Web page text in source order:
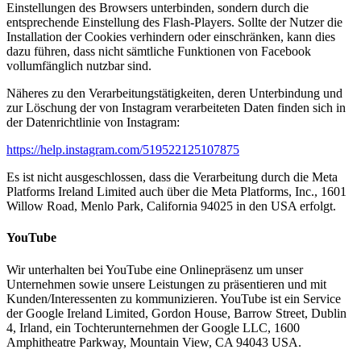
Einstellungen des Browsers unterbinden, sondern durch die
entsprechende Einstellung des Flash-Players. Sollte der Nutzer die
Installation der Cookies verhindern oder einschränken, kann dies
dazu führen, dass nicht sämtliche Funktionen von Facebook
vollumfänglich nutzbar sind.
Näheres zu den Verarbeitungstätigkeiten, deren Unterbindung und
zur Löschung der von Instagram verarbeiteten Daten finden sich in
der Datenrichtlinie von Instagram:
https://help.instagram.com/519522125107875
Es ist nicht ausgeschlossen, dass die Verarbeitung durch die Meta
Platforms Ireland Limited auch über die Meta Platforms, Inc., 1601
Willow Road, Menlo Park, California 94025 in den USA erfolgt.
YouTube
Wir unterhalten bei YouTube eine Onlinepräsenz um unser
Unternehmen sowie unsere Leistungen zu präsentieren und mit
Kunden/Interessenten zu kommunizieren. YouTube ist ein Service
der Google Ireland Limited, Gordon House, Barrow Street, Dublin
4, Irland, ein Tochterunternehmen der Google LLC, 1600
Amphitheatre Parkway, Mountain View, CA 94043 USA.